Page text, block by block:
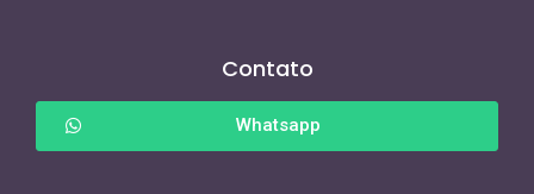
Contato
Whatsapp